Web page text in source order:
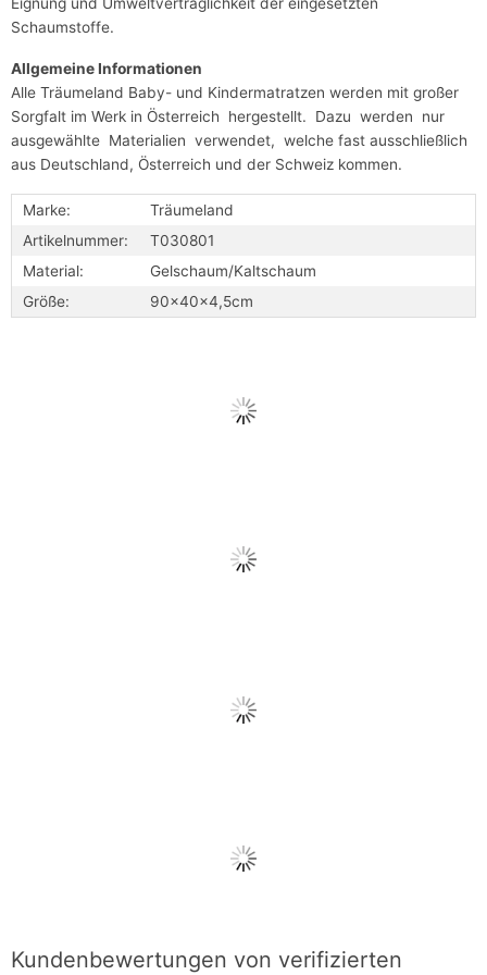
Schaumstoffe.
Allgemeine Informationen
Alle Träumeland Baby- und Kindermatratzen werden mit großer
Sorgfalt im Werk in Österreich hergestellt. Dazu werden nur
ausgewählte Materialien verwendet, welche fast ausschließlich
aus Deutschland, Österreich und der Schweiz kommen.
Marke:
Träumeland
Artikelnummer:
T030801
Material:
Gelschaum/Kaltschaum
Größe:
90x40x4,5cm
Kundenbewertungen von verifizierten